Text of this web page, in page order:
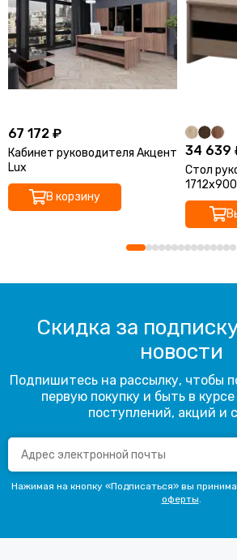
67 172 ₽
Кабинет руководителя Акцент
Lux
В корзину
34 639
Стол
Скидка за
новости
Подпишитесь на рассылку, чтобы
первую покупку и быть в
поступлений, акций и
Нажимая на кнопку «Подписаться» вы
оферты.